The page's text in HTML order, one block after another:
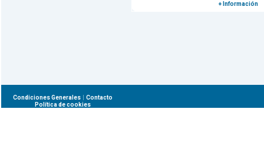
+ Información
Condiciones Generales| Contacto
Política de cookies